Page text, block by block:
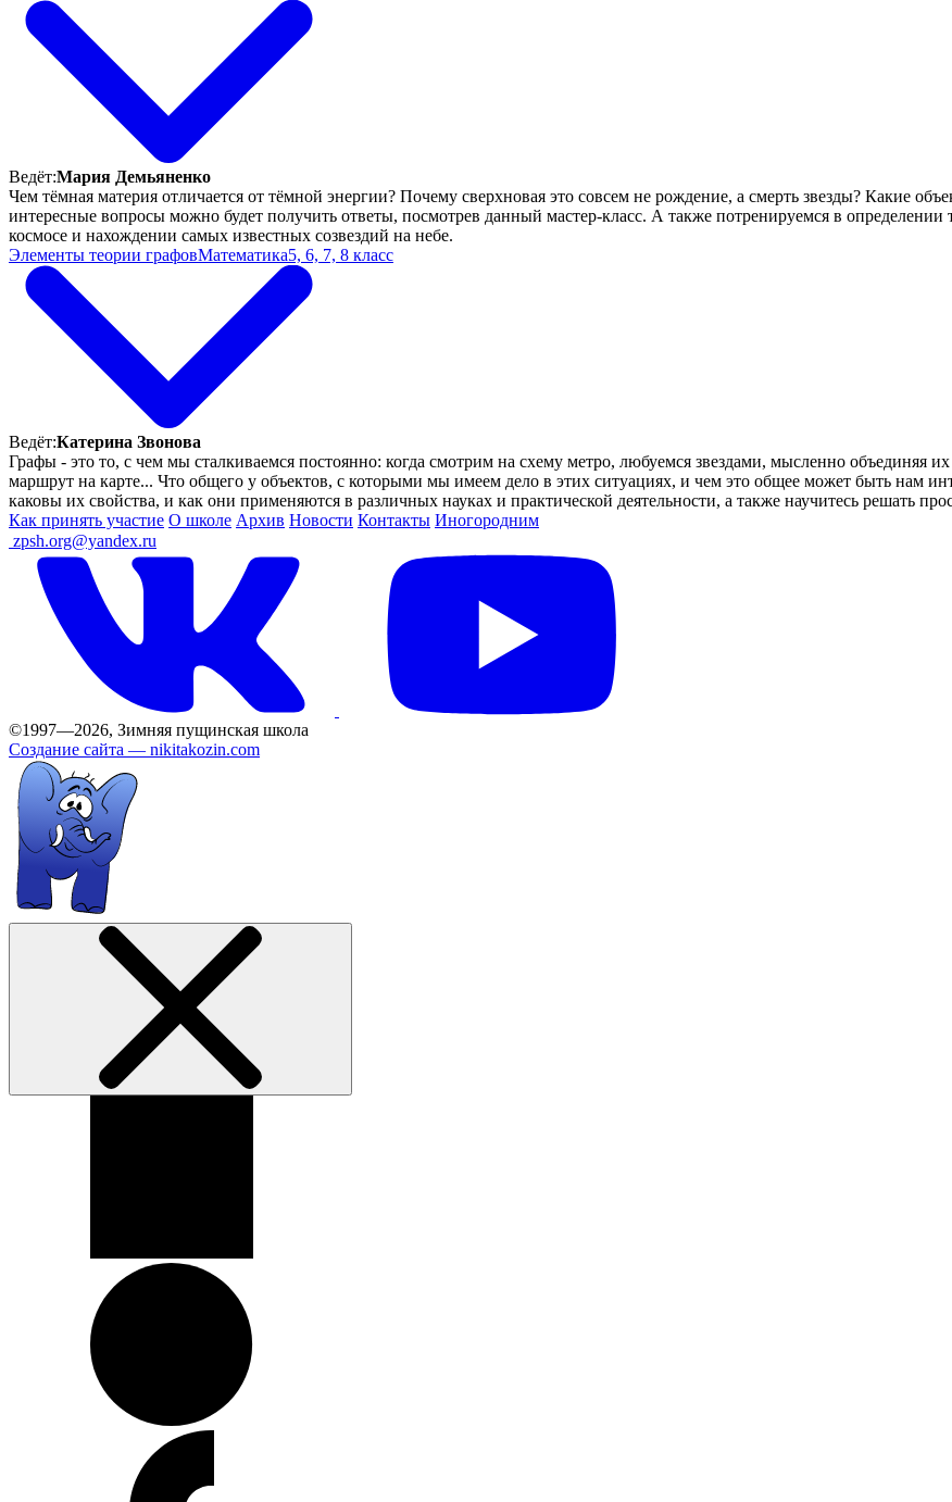
Ведёт:Мария Демьяненко
Чем тёмная материя отличается от тёмной энергии? Почему сверхновая это совсем не рождение, а смерть звезды? Какие
интересные вопросы можно будет получить ответы, посмотрев данный мастер-класс. А также потренируемся в
космосе и нахождении самых известных созвездий на небе.
Элементы теории графовМатематика5, 6, 7, 8 класс
Ведёт:Катерина Звонова
Графы - это то, с чем мы сталкиваемся постоянно: когда смотрим на схему метро, любуемся звездами, мысленно объединяя их
маршрут на карте... Что общего у объектов, с которыми мы имеем дело в этих ситуациях, и чем это общее может быть нам
каковы их свойства, и как они применяются в различных науках и практической деятельности, а также научитесь решать
Как принять участие О школе Архив Новости Контакты Иногородним
zpsh.org@yandex.ru
©1997—2026, Зимняя пущинская школа
Создание сайта — nikitakozin.com